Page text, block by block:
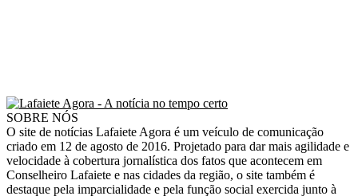
SOBRE NÓS
O site de notícias Lafaiete Agora é um veículo de comunicação
criado em 12 de agosto de 2016. Projetado para dar mais agilidade e
velocidade à cobertura jornalística dos fatos que acontecem em
Conselheiro Lafaiete e nas cidades da região, o site também é
destaque pela imparcialidade e pela função social exercida junto à